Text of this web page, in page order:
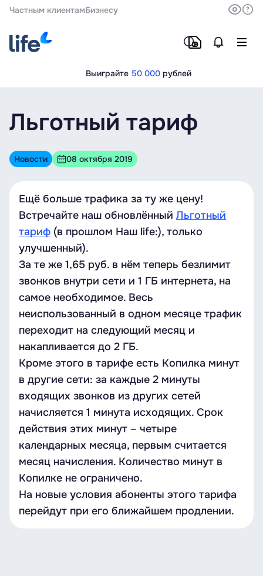
Частным клиентамБизнесу
Выиграйте 50 000 рублей
Льготный тариф
Новости 08 октября 2019
Ещё больше трафика за ту же цену!
Встречайте наш обновлённый Льготный
тариф (в прошлом Наш life:), только
улучшенный).
За те же 1,65 руб. в нём теперь безлимит
звонков внутри сети и 1 ГБ интернета, на
самое необходимое. Весь
неиспользованный в одном месяце трафик
переходит на следующий месяц и
накапливается до 2 ГБ.
Кроме этого в тарифе есть Копилка минут
в другие сети: за каждые 2 минуты
входящих звонков из других сетей
начисляется 1 минута исходящих. Срок
действия этих минут – четыре
календарных месяца, первым считается
месяц начисления. Количество минут в
Копилке не ограничено.
На новые условия абоненты этого тарифа
перейдут при его ближайшем продлении.